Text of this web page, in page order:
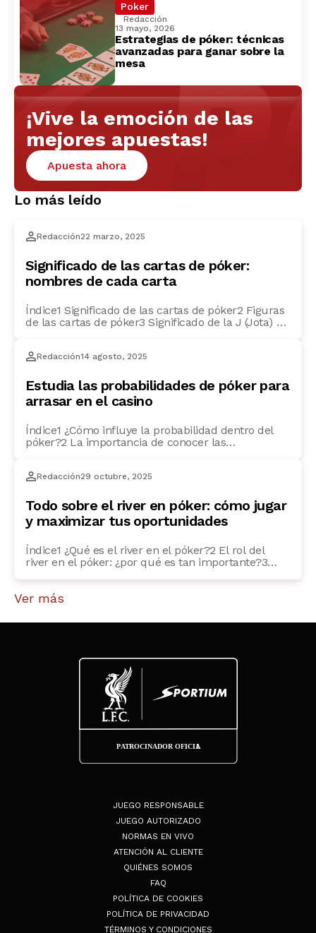
¡Vive la emoción de las
mejores apuestas!
Apuesta ahora
Lo más leído
Redacción22 marzo, 2025
Significado de las cartas de póker:
nombres de cada carta
Índice1 Significado de las cartas de póker2 Figuras
de las cartas de póker3 Significado de la J (Jota) en
póker?7 ¿Qué figura vale más en el póker? Si
Redacción14 agosto, 2025
Estudia las probabilidades de póker para
arrasar en el casino
Índice1 ¿Cómo influye la probabilidad dentro del
póker?2 La importancia de conocer las
Métodos básicos para calcular las probabilidades
en póker para mejorar tu juego?6 Probabilidad de
cartas en el póker: ¿qué […]
Redacción29 octubre, 2025
Todo sobre el river en póker: cómo jugar
y maximizar tus oportunidades
Índice1 ¿Qué es el river en el póker?2 El rol del
river en el póker: ¿por qué es tan importante?3
Los errores comunes en el river de póker6 FAQs
Ver más
Poker
Redacción
13 mayo, 2026
Estrategias de póker: técnicas
avanzadas para ganar sobre la
mesa
JUEGO RESPONSABLE
JUEGO AUTORIZADO
NORMAS EN VIVO
ATENCIÓN AL CLIENTE
QUIÉNES SOMOS
FAQ
POLÍTICA DE COOKIES
POLÍTICA DE PRIVACIDAD
TÉRMINOS Y CONDICIONES